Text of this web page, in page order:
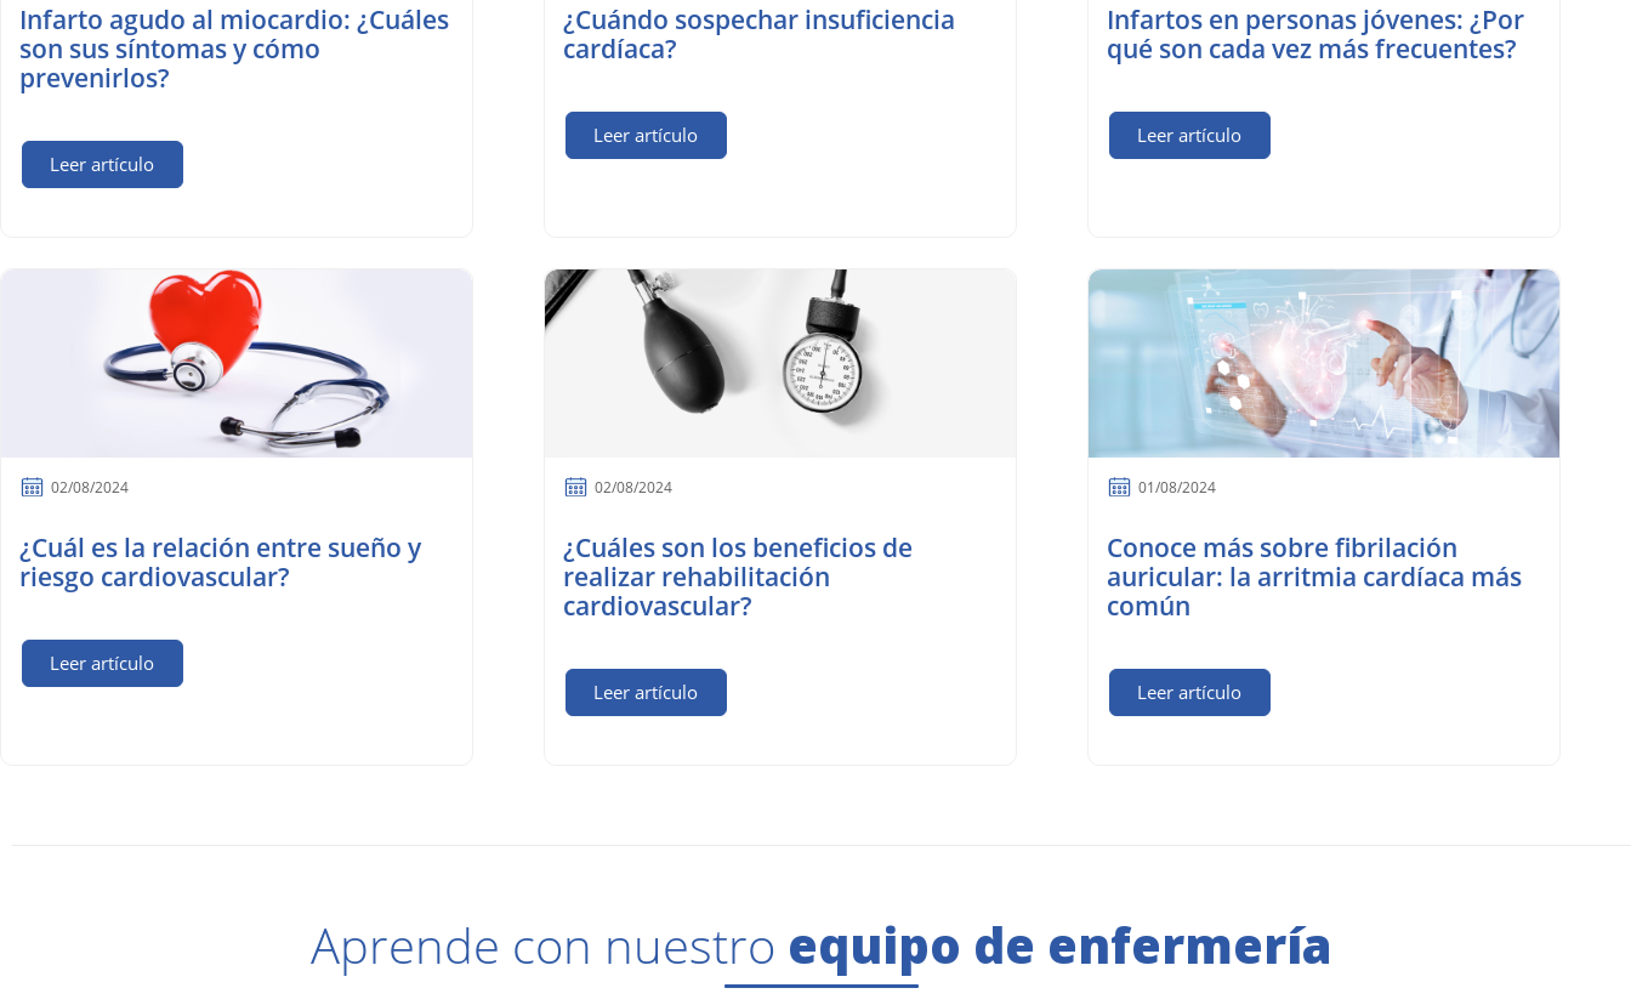
Infarto agudo al miocardio: ¿Cuáles
son sus síntomas y cómo
prevenirlos?
Leer artículo
¿Cuándo sospechar insuficiencia
cardíaca?
Leer artículo
Infartos en personas jóvenes: ¿Por
qué son cada vez más frecuentes?
Leer artículo
02/08/2024
¿Cuál es la relación entre sueño y
riesgo cardiovascular?
Leer artículo
02/08/2024
¿Cuáles son los beneficios de
realizar rehabilitación
cardiovascular?
Leer artículo
01/08/2024
Conoce más sobre fibrilación
auricular: la arritmia cardíaca más
común
Leer artículo
Aprende con nuestro equipo de enfermería